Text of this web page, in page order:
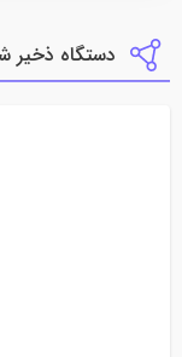
دستگاه ذخیر